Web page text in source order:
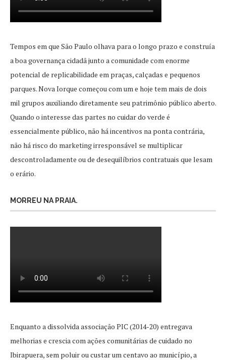
Tempos em que São Paulo olhava para o longo prazo e construía
a boa governança cidadã junto a comunidade com enorme
potencial de replicabilidade em praças, calçadas e pequenos
parques. Nova Iorque começou com um e hoje tem mais de dois
mil grupos auxiliando diretamente seu patrimônio público aberto.
Quando o interesse das partes no cuidar do verde é
essencialmente público, não há incentivos na ponta contrária,
não há risco do marketing irresponsável se multiplicar
descontroladamente ou de desequilíbrios contratuais que lesam
o erário.
MORREU NA PRAIA.
Enquanto a dissolvida associação PIC (2014-20) entregava
melhorias e crescia com ações comunitárias de cuidado no
Ibirapuera, sem poluir ou custar um centavo ao município, a